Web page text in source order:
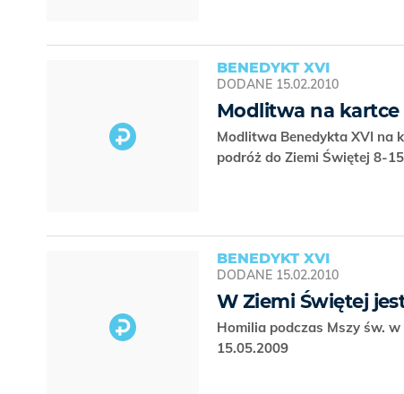
BENEDYKT XVI
DODANE 15.02.2010
Modlitwa na kartce
Modlitwa Benedykta XVI na
podróż do Ziemi Świętej 8-
BENEDYKT XVI
DODANE 15.02.2010
W Ziemi Świętej
Homilia podczas Mszy św.
15.05.2009